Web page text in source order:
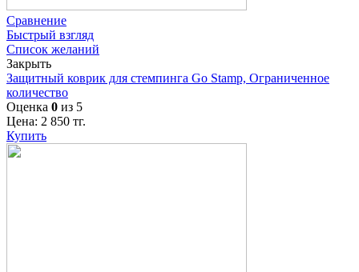
Сравнение
Быстрый взгляд
Список желаний
Закрыть
Защитный коврик для стемпинга Go Stamp, Ограниченное
количество
Оценка 0 из 5
Цена: 2 850 тг.
Купить